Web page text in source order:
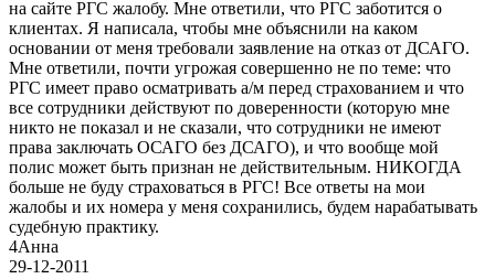
на сайте РГС жалобу. Мне ответили, что РГС заботится о
клиентах. Я написала, чтобы мне объяснили на каком
основании от меня требовали заявление на отказ от ДСАГО.
Мне ответили, почти угрожая совершенно не по теме: что
РГС имеет право осматривать а/м перед страхованием и что
все сотрудники действуют по доверенности (которую мне
никто не показал и не сказали, что сотрудники не имеют
права заключать ОСАГО без ДСАГО), и что вообще мой
полис может быть признан не действительным. НИКОГДА
больше не буду страховаться в РГС! Все ответы на мои
жалобы и их номера у меня сохранились, будем нарабатывать
судебную практику.
4Анна
29-12-2011